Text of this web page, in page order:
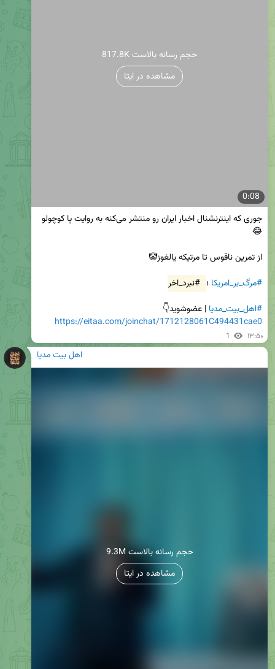
0:08
817.8K حجم رسانه بالاست
مشاهده در ایتا
جوری که اینترنشنال اخبار ایران رو منتشر می‌کنه به روایت پا کوچولو
#مرگ_بر_امریکا ؛ #نبرد_اخر
#اهل_بیت_مدیا | عضوشوید👇
https://eitaa.com/joinchat/1712128061C494431cae0
1 ۱۳:۵۰
اهل بیت مدیا
9.3M حجم رسانه بالاست
مشاهده در ایتا